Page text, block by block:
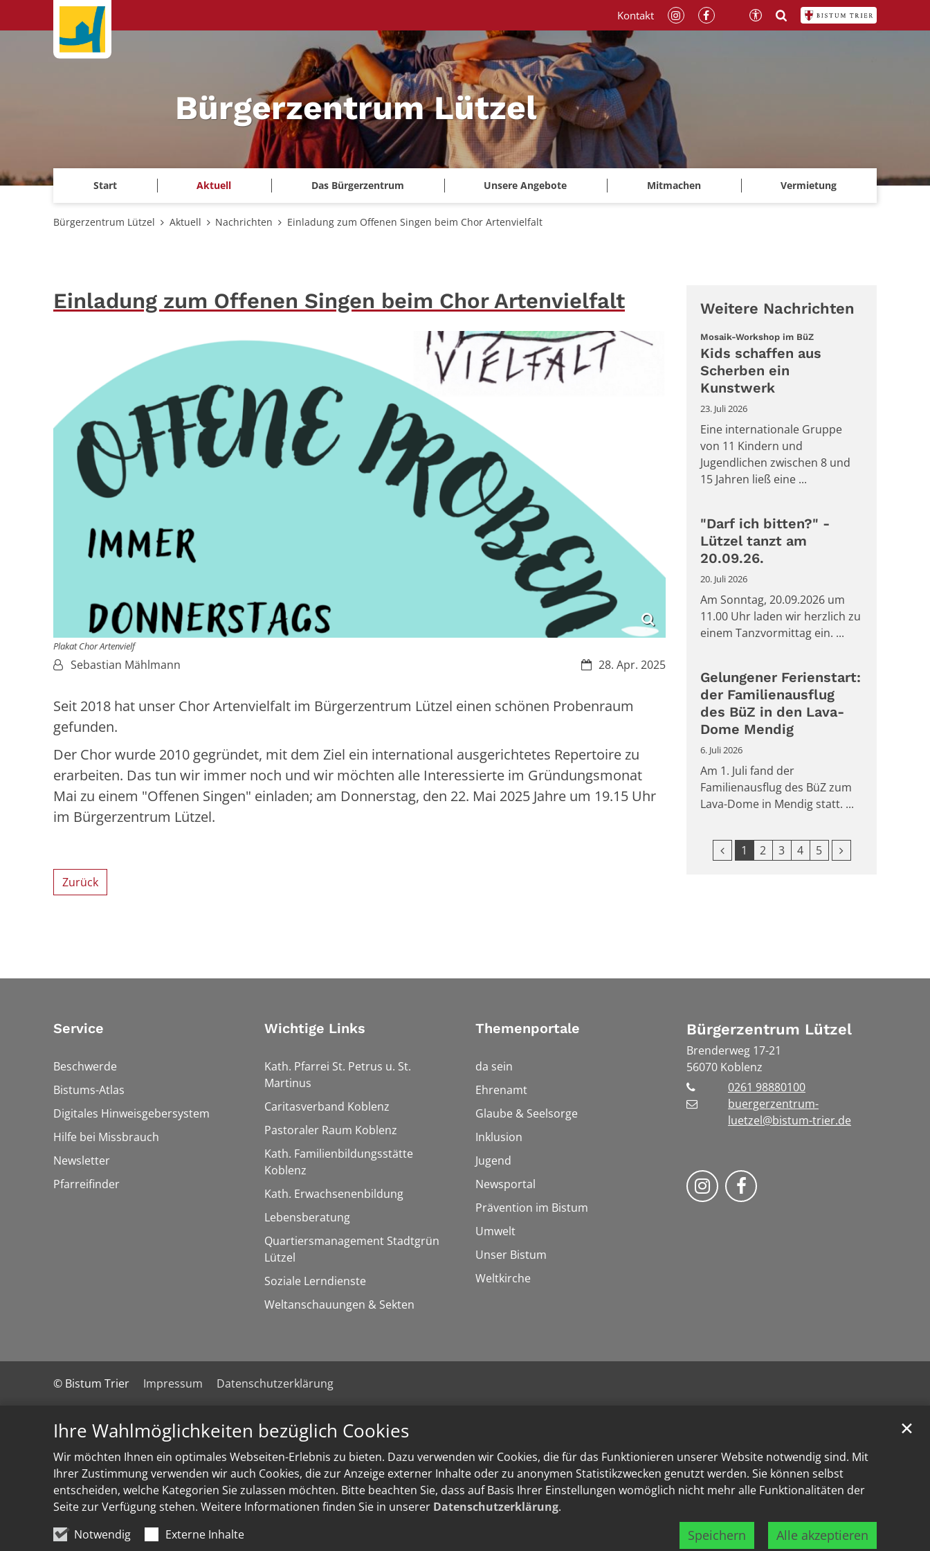
Ihre Wahlmöglichkeiten bezüglich Cookies
Wir möchten Ihnen ein optimales Webseiten-Erlebnis zu bieten. Dazu verwenden wir Cookies, die für das Funktionieren unserer Website notwendig sind. Mit
Ihrer Zustimmung verwenden wir auch Cookies, die zur Anzeige externer Inhalte oder zu anonymen Statistikzwecken genutzt werden. Sie können selbst
entscheiden, welche Kategorien Sie zulassen möchten. Bitte beachten Sie, dass auf Basis Ihrer Einstellungen womöglich nicht mehr alle Funktionalitäten der
Seite zur Verfügung stehen. Weitere Informationen finden Sie in unserer Datenschutzerklärung.
Notwendig
Externe Inhalte Speichern Alle akzeptieren
✕
Zum Inhalt springen
Bürgerzentrum Lützel
Start Aktuell Das Bürgerzentrum Unsere Angebote Mitmachen Vermietung
Kontakt
Bürgerzentrum Lützel Aktuell Nachrichten Einladung zum Offenen Singen beim Chor Artenvielfalt
Einladung zum Offenen Singen beim Chor Artenvielfalt
Plakat Chor Artenvielf
Datum:
28. Apr. 2025
Von:Sebastian Mählmann
Seit 2018 hat unser Chor Artenvielfalt im Bürgerzentrum Lützel einen schönen Probenraum
gefunden.
Der Chor wurde 2010 gegründet, mit dem Ziel ein international ausgerichtetes Repertoire zu
erarbeiten. Das tun wir immer noch und wir möchten alle Interessierte im Gründungsmonat
Mai zu einem "Offenen Singen" einladen; am Donnerstag, den 22. Mai 2025 Jahre um 19.15 Uhr
im Bürgerzentrum Lützel.
Zurück
Weitere Nachrichten
Mosaik-Workshop im BüZ:
Kids schaffen aus
Scherben ein
Kunstwerk
23. Juli 2026
Eine internationale Gruppe
von 11 Kindern und
Jugendlichen zwischen 8 und
15 Jahren ließ eine ...
"Darf ich bitten?" -
Lützel tanzt am
20.09.26.
20. Juli 2026
Am Sonntag, 20.09.2026 um
11.00 Uhr laden wir herzlich zu
einem Tanzvormittag ein. ...
Gelungener Ferienstart:
der Familienausflug
des BüZ in den Lava-
Dome Mendig
6. Juli 2026
Am 1. Juli fand der
Familienausflug des BüZ zum
Lava-Dome in Mendig statt. ...
Vorherige Seite
1 2 3 4 5 Nächste Seite
Service
Beschwerde
Bistums-Atlas
Digitales Hinweisgebersystem
Hilfe bei Missbrauch
Newsletter
Pfarreifinder
Wichtige Links
Kath. Pfarrei St. Petrus u. St.
Martinus
Caritasverband Koblenz
Pastoraler Raum Koblenz
Kath. Familienbildungsstätte
Koblenz
Kath. Erwachsenenbildung
Lebensberatung
Quartiersmanagement Stadtgrün
Lützel
Soziale Lerndienste
Weltanschauungen & Sekten
Themenportale
da sein
Ehrenamt
Glaube & Seelsorge
Inklusion
Jugend
Newsportal
Prävention im Bistum
Umwelt
Unser Bistum
Weltkirche
Bürgerzentrum Lützel
Brenderweg 17-21
56070 Koblenz
0261 98880100
buergerzentrum-
luetzel@bistum-trier.de
Folge uns auf Instragram
Folge uns auf Facebook
© Bistum Trier Impressum Datenschutzerklärung